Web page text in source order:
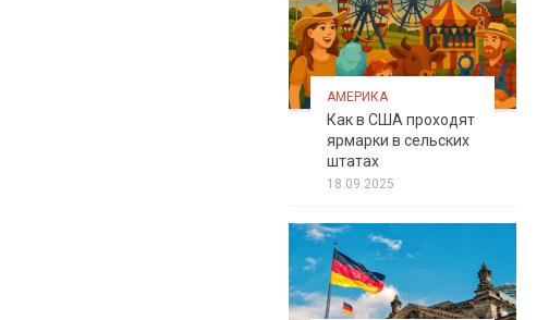
АМЕРИКА
Как в США проходят
ярмарки в сельских
штатах
18.09.2025